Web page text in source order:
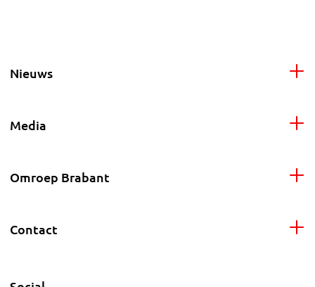
Nieuws
Media
Omroep Brabant
Contact